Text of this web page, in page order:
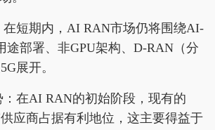
在短期内，AI RAN市场仍将围绕AI-
途部署、非GPU架构、D-RAN（分
展开。
：在AI RAN的初始阶段，现有的
应商占据有利地位，这主要得益于